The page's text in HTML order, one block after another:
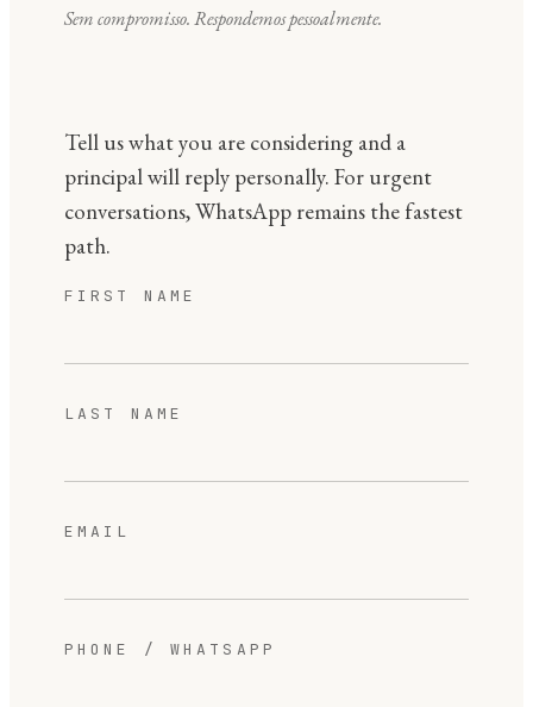
Sem compromisso. Respondemos pessoalmente.
Tell us what you are considering and a
principal will reply personally. For urgent
conversations, WhatsApp remains the fastest
path.
FIRST NAME
LAST NAME
EMAIL
PHONE / WHATSAPP